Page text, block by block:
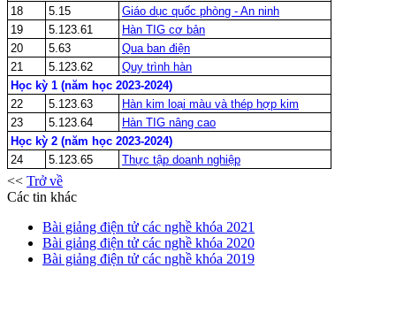
18
5.15
Giáo dục quốc phòng - An ninh
19
5.123.61
Hàn TIG cơ bản
20
5.63
Qua ban điện
21
5.123.62
Quy trình hàn
Học kỳ 1 (năm học 2023-2024)
22
5.123.63
Hàn kim loại màu và thép hợp kim
23
5.123.64
Hàn TIG nâng cao
Học kỳ 2 (năm học 2023-2024)
24
5.123.65 Thực tập doanh nghiệp
<< Trở về
Các tin khác
Bài giảng điện tử các nghề khóa 2021
Bài giảng điện tử các nghề khóa 2020
Bài giảng điện tử các nghề khóa 2019